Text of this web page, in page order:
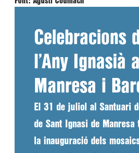
Celebracions
l’Any Ignasià a
Manresa i
El 31 de juliol al Santuari
de Sant Ignasi de
la inauguració dels